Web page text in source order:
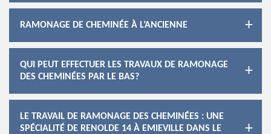
RAMONAGE DE CHEMINÉE À L’ANCIENNE
QUI PEUT EFFECTUER LES TRAVAUX DE RAMONAGE
DES CHEMINÉES PAR LE BAS?
LE TRAVAIL DE RAMONAGE DES CHEMINÉES : UNE
SPÉCIALITÉ DE RENOLDE 14 À EMIEVILLE DANS LE